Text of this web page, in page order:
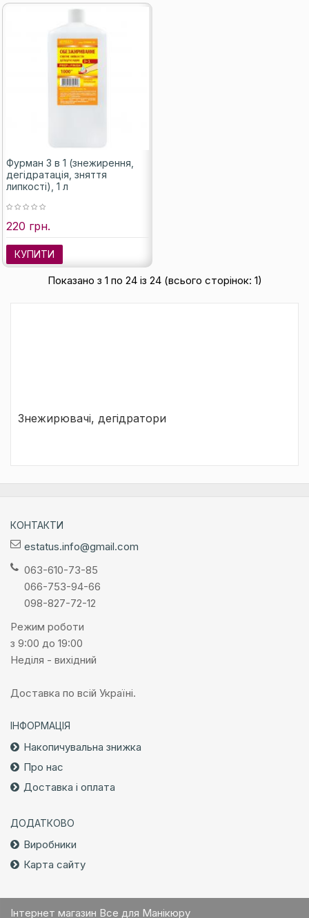
Фурман 3 в 1 (знежирення,
дегідратація, зняття
липкості), 1 л
220 грн.
КУПИТИ
Показано з 1 по 24 із 24 (всього сторінок: 1)
Знежирювачі, дегідратори
КОНТАКТИ
estatus.info@gmail.com
063-610-73-85
066-753-94-66
098-827-72-12
Режим роботи
з 9:00 до 19:00
Неділя - вихідний
Доставка по всій Україні.
ІНФОРМАЦІЯ
Накопичувальна знижка
Про нас
Доставка і оплата
ДОДАТКОВО
Виробники
Карта сайту
Інтернет магазин Все для Манікюру